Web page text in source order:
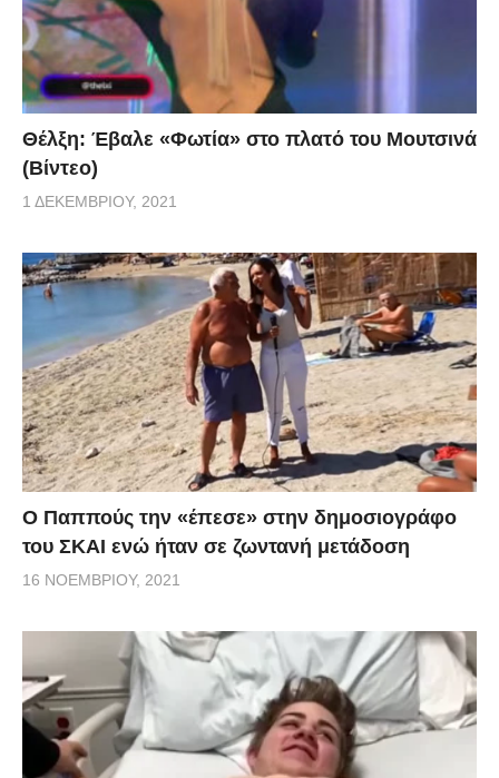
Θέλξη: Έβαλε «Φωτία» στο πλατό του Μουτσινά
(Βίντεο)
1 ΔΕΚΕΜΒΡΊΟΥ, 2021
Ο Παππούς την «έπεσε» στην δημοσιογράφο
του ΣΚΑΙ ενώ ήταν σε ζωντανή μετάδοση
16 ΝΟΕΜΒΡΊΟΥ, 2021